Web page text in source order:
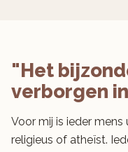
"Het
verborgen
Voor mij is ieder mens
religieus of atheïst.